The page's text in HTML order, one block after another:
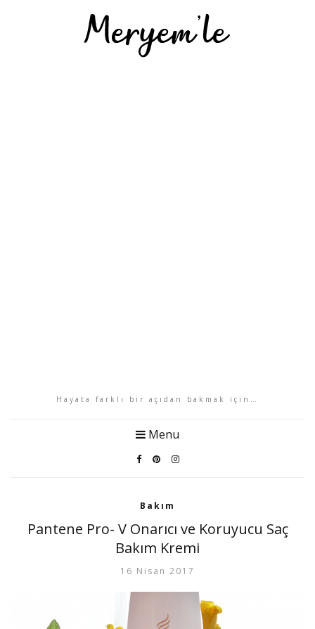
Hayata farklı bir açıdan bakmak için…
Menu
Bakım
Pantene Pro- V Onarıcı ve Koruyucu Saç
Bakım Kremi
16 Nisan 2017